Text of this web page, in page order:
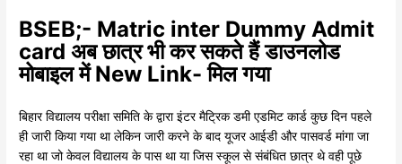
BSEB;- Matric inter Dummy Admit
card अब छात्र भी कर सकते हैं डाउनलोड
मोबाइल में New Link- मिल गया
बिहार विद्यालय परीक्षा समिति के द्वारा इंटर मैट्रिक डमी एडमिट कार्ड कुछ दिन पहले
ही जारी किया गया था लेकिन जारी करने के बाद यूजर आईडी और पासवर्ड मांगा जा
रहा था जो केवल विद्यालय के पास था या जिस स्कूल से संबंधित छात्र थे वही पूछे